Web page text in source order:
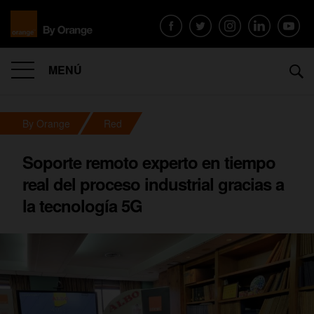
MENÚ
By Orange Red
Soporte remoto experto en tiempo
real del proceso industrial gracias a
la tecnología 5G